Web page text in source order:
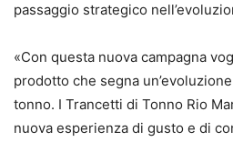
passaggio strategico
«Con questa nuova campagna
prodotto che segna
tonno. I Trancetti di Tonno Rio
nuova esperienza di gusto e di